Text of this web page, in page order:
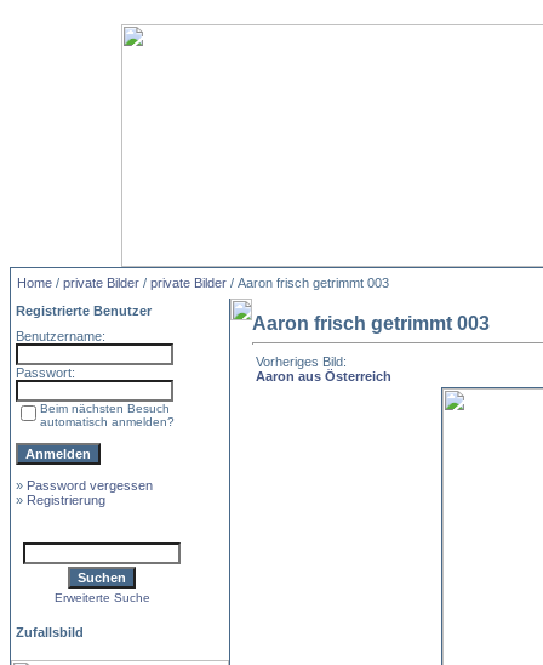
Home / private Bilder / private Bilder / Aaron frisch getrimmt 003
Registrierte Benutzer
Benutzername:
Passwort:
Beim nächsten Besuch
automatisch anmelden?
» Password vergessen
» Registrierung
Erweiterte Suche
Zufallsbild
Aaron frisch getrimmt 003
Vorheriges Bild:
Aaron aus Österreich